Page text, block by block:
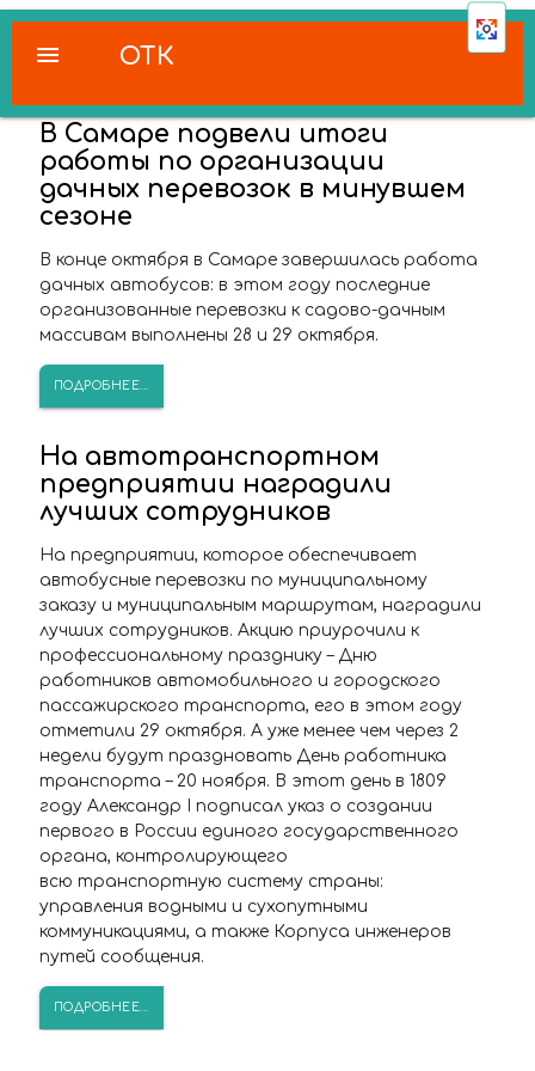
ОТК
menu
В Самаре подвели итоги
работы по организации
дачных перевозок в минувшем
сезоне
В конце октября в Самаре завершилась работа
дачных автобусов: в этом году последние
организованные перевозки к садово-дачным
массивам выполнены 28 и 29 октября.
ПОДРОБНЕЕ...
На автотранспортном
предприятии наградили
лучших сотрудников
На предприятии, которое обеспечивает
автобусные перевозки по муниципальному
заказу и муниципальным маршрутам, наградили
лучших сотрудников. Акцию приурочили к
профессиональному празднику – Дню
работников автомобильного и городского
пассажирского транспорта, его в этом году
отметили 29 октября. А уже менее чем через 2
недели будут праздновать День работника
транспорта – 20 ноября. В этот день в 1809
году Александр I подписал указ о создании
первого в России единого государственного
органа, контролирующего
всю транспортную систему страны:
управления водными и сухопутными
коммуникациями, а также Корпуса инженеров
путей сообщения.
ПОДРОБНЕЕ...